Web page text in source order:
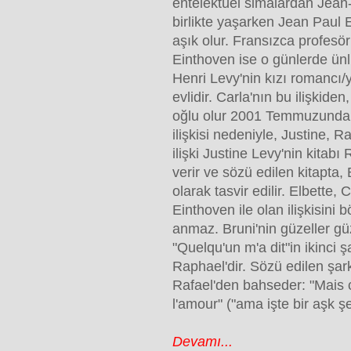
entelektüel simalardan
birlikte yaşarken Jean Paul
aşık olur. Fransızca
Einthoven ise o günlerde
Henri Levy'nin kızı
evlidir. Carla'nın bu
oğlu olur 2001
ilişkisi nedeniyle, Justine,
ilişki Justine Levy'nin kitabı
verir ve sözü edilen kitapta,
olarak tasvir edilir. Elbette,
Einthoven ile olan ilişkisini
anmaz. Bruni'nin güzeller
"Quelqu'un m'a dit"in ikinci
Raphael'dir. Sözü edilen
Rafael'den bahseder: "Mais
l'amour" ("ama işte bir aşk
Devamı...